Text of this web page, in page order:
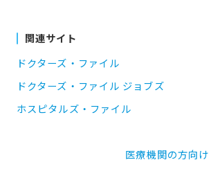
関連サイト
ドクターズ・ファイル
ドクターズ・ファイル ジョブズ
ホスピタルズ・ファイル
医療機関の方向